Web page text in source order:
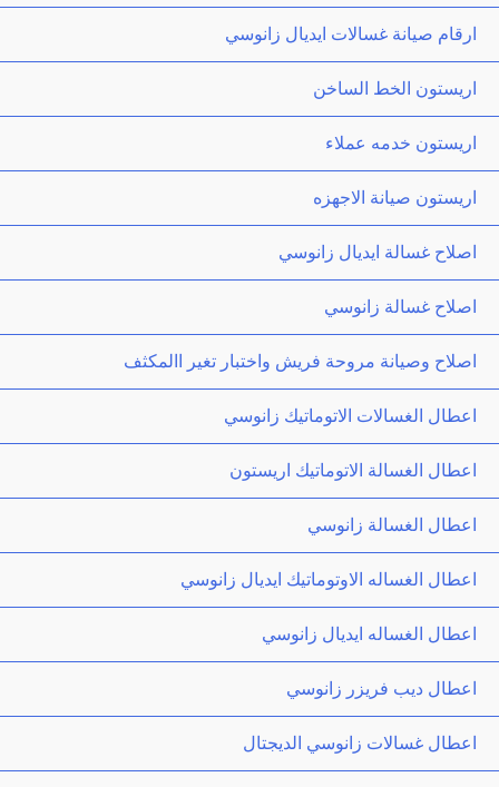
ارقام صيانة غسالات ايديال زانوسي
اريستون الخط الساخن
اريستون خدمه عملاء
اريستون صيانة الاجهزه
اصلاح غسالة ايديال زانوسي
اصلاح غسالة زانوسي
اصلاح وصيانة مروحة فريش واختبار تغير االمكثف
اعطال الغسالات الاتوماتيك زانوسي
اعطال الغسالة الاتوماتيك اريستون
اعطال الغسالة زانوسي
اعطال الغساله الاوتوماتيك ايديال زانوسي
اعطال الغساله ايديال زانوسي
اعطال ديب فريزر زانوسي
اعطال غسالات زانوسي الديجتال